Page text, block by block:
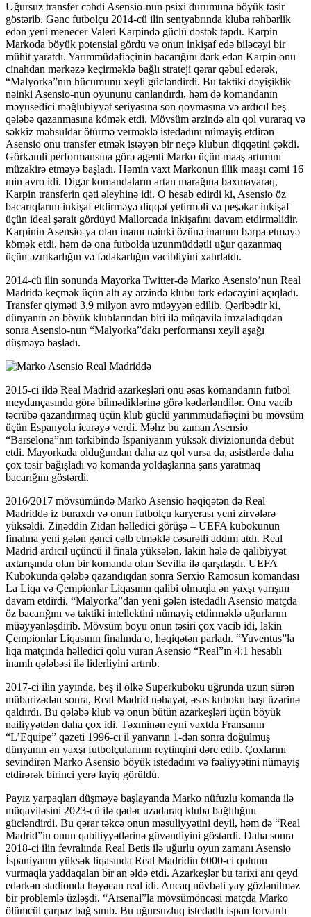
Uğursuz transfer cəhdi Asensio-nun psixi durumuna böyük təsir
göstərib. Gənc futbolçu 2014-cü ilin sentyabrında kluba rəhbərlik
edən yeni menecer Valeri Karpində güclü dəstək tapdı. Karpin
Markoda böyük potensial gördü və onun inkişaf edə biləcəyi bir
mühit yaratdı. Yarımmüdafiəçinin bacarığını dərk edən Karpin onu
cinahdan mərkəzə keçirməklə bağlı strateji qərar qəbul edərək,
“Malyorka”nın hücumunu xeyli gücləndirdi. Bu taktiki dəyişiklik
nəinki Asensio-nun oyununu canlandırdı, həm də komandanın
məyusedici məğlubiyyət seriyasına son qoymasına və ardıcıl beş
qələbə qazanmasına kömək etdi. Mövsüm ərzində altı qol vuraraq və
səkkiz məhsuldar ötürmə verməklə istedadını nümayiş etdirən
Asensio onu transfer etmək istəyən bir neçə klubun diqqətini çəkdi.
Görkəmli performansına görə agenti Marko üçün maaş artımını
müzakirə etməyə başladı. Həmin vaxt Markonun illik maaşı cəmi 16
min avro idi. Digər komandaların artan marağına baxmayaraq,
Karpin transferin qəti əleyhinə idi. O hesab edirdi ki, Asensio öz
bacarıqlarını inkişaf etdirməyə diqqət yetirməli və peşəkar inkişaf
üçün ideal şərait gördüyü Mallorcada inkişafını davam etdirməlidir.
Karpinin Asensio-ya olan inamı nəinki özünə inamını bərpa etməyə
kömək etdi, həm də ona futbolda uzunmüddətli uğur qazanmaq
üçün əzmkarlığın və fədakarlığın vacibliyini xatırlatdı.
2014-cü ilin sonunda Mayorka Twitter-də Marko Asensio’nun Real
Madridə keçmək üçün altı ay ərzində klubu tərk edəcəyini açıqladı.
Transfer qiyməti 3,9 milyon avro müəyyən edilib. Qəribədir ki,
dünyanın ən böyük klublarından biri ilə müqavilə imzaladıqdan
sonra Asensio-nun “Malyorka”dakı performansı xeyli aşağı
düşməyə başladı.
2015-ci ildə Real Madrid azarkeşləri onu əsas komandanın futbol
meydançasında görə bilmədiklərinə görə kədərləndilər. Ona vacib
təcrübə qazandırmaq üçün klub güclü yarımmüdafiəçini bu mövsüm
üçün Espanyola icarəyə verdi. Məhz bu zaman Asensio
“Barselona”nın tərkibində İspaniyanın yüksək divizionunda debüt
etdi. Mayorkada olduğundan daha az qol vursa da, asistlərdə daha
çox təsir bağışladı və komanda yoldaşlarına şans yaratmaq
bacarığını göstərdi.
2016/2017 mövsümündə Marko Asensio həqiqətən də Real
Madriddə iz buraxdı və onun futbolçu karyerası yeni zirvələrə
yüksəldi. Zinəddin Zidan həlledici görüşə – UEFA kubokunun
finalına yeni gələn gənci cəlb etməklə cəsarətli addım atdı. Real
Madrid ardıcıl üçüncü il finala yüksələn, lakin hələ də qalibiyyət
axtarışında olan bir komanda olan Sevilla ilə qarşılaşdı. UEFA
Kubokunda qələbə qazandıqdan sonra Serxio Ramosun komandası
La Liqa və Çempionlar Liqasının qalibi olmaqla ən yaxşı yarışını
davam etdirdi. “Malyorka”dan yeni gələn istedadlı Asensio matçda
öz bacarığını və taktiki intellektini nümayiş etdirməklə uğurlarını
müəyyənləşdirib. Mövsüm boyu onun təsiri çox vacib idi, lakin
Çempionlar Liqasının finalında o, həqiqətən parladı. “Yuventus”la
liqa matçında həlledici qolu vuran Asensio “Real”ın 4:1 hesablı
inamlı qələbəsi ilə liderliyini artırıb.
2017-ci ilin yayında, beş il ölkə Superkuboku uğrunda uzun sürən
mübarizədən sonra, Real Madrid nəhayət, əsas kuboku başı üzərinə
qaldırdı. Bu qələbə klub və onun bütün azarkeşləri üçün böyük
nailiyyətdən daha çox idi. Təxminən eyni vaxtda Fransanın
“L’Equipe” qəzeti 1996-cı il yanvarın 1-dən sonra doğulmuş
dünyanın ən yaxşı futbolçularının reytinqini dərc edib. Çoxlarını
sevindirən Marko Asensio böyük istedadını və fəaliyyətini nümayiş
etdirərək birinci yerə layiq görüldü.
Payız yarpaqları düşməyə başlayanda Marko nüfuzlu komanda ilə
müqaviləsini 2023-cü ilə qədər uzadaraq kluba bağlılığını
gücləndirdi. Bu qərar təkcə onun məsuliyyətini deyil, həm də “Real
Madrid”in onun qabiliyyətlərinə güvəndiyini göstərdi. Daha sonra
2018-ci ilin fevralında Real Betis ilə uğurlu oyun zamanı Asensio
İspaniyanın yüksək liqasında Real Madridin 6000-ci qolunu
vurmaqla yaddaqalan bir an əldə etdi. Azarkeşlər bu tarixi anı qeyd
edərkən stadionda həyəcan real idi. Ancaq növbəti yay gözlənilməz
bir problemlə üzləşdi. “Arsenal”la mövsümöncəsi matçda Marko
ölümcül çarpaz bağ sınıb. Bu uğursuzluq istedadlı ispan forvardı